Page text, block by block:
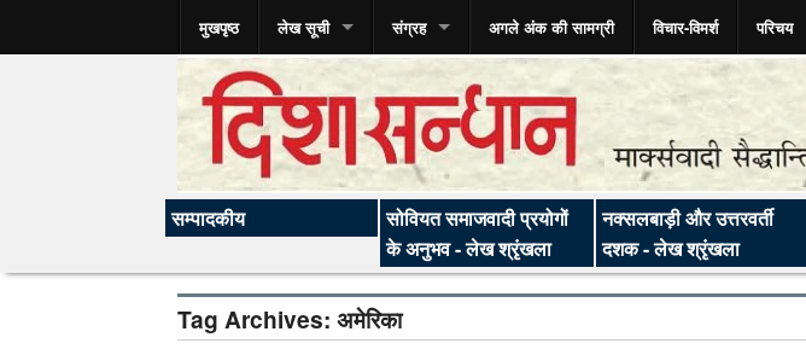
मुखपृष्ठ लेख सूची संग्रह अगले अंक की सामग्री विचार-विमर्श परिचय
सम्पादकीय
सोवियत समाजवादी प्रयोगों
के अनुभव - लेख श्रृंखला
नक्सलबाड़ी और उत्तरवर्ती
दशक - लेख श्रृंखला
Tag Archives: अमेरिका